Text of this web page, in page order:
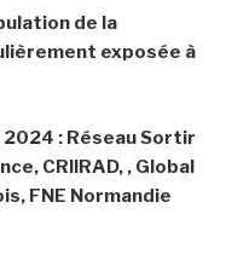
de la
exposée à
: Réseau Sortir
CRIIRAD, , Global
FNE Normandie